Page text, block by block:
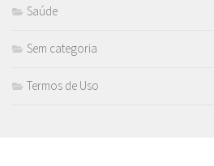
Saúde
Sem categoria
Termos de Uso